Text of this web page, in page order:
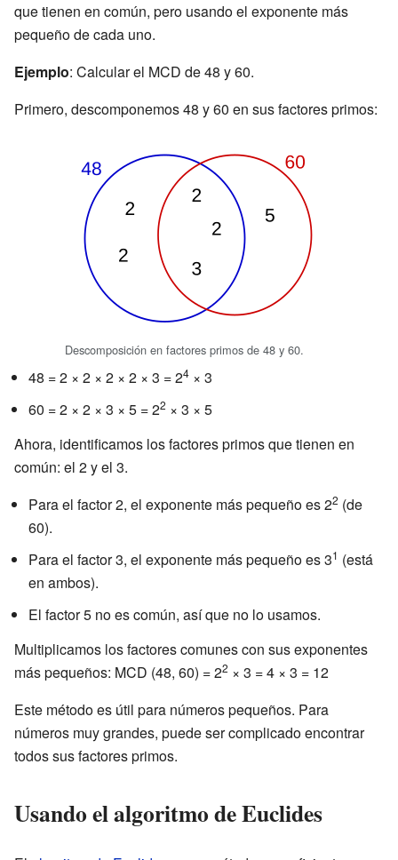
que tienen en común, pero usando el exponente más
pequeño de cada uno.
Ejemplo: Calcular el MCD de 48 y 60.
Primero, descomponemos 48 y 60 en sus factores primos:
Descomposición en factores primos de 48 y 60.
48 = 2 × 2 × 2 × 2 × 3 = 24 × 3
60 = 2 × 2 × 3 × 5 = 22 × 3 × 5
Ahora, identificamos los factores primos que tienen en
común: el 2 y el 3.
Para el factor 2, el exponente más pequeño es 22 (de
60).
Para el factor 3, el exponente más pequeño es 31 (está
en ambos).
El factor 5 no es común, así que no lo usamos.
Multiplicamos los factores comunes con sus exponentes
más pequeños: MCD (48, 60) = 22 × 3 = 4 × 3 = 12
Este método es útil para números pequeños. Para
números muy grandes, puede ser complicado encontrar
todos sus factores primos.
Usando el algoritmo de Euclides